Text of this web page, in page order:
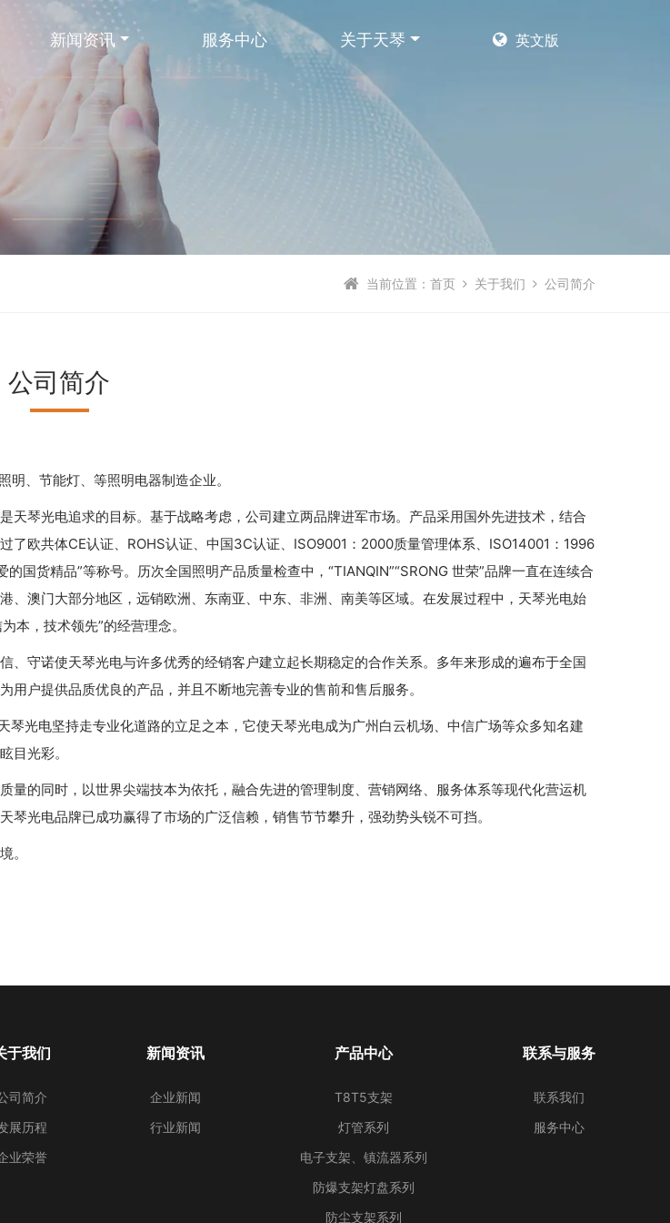
新闻资讯 服务中心 关于天琴 英文版
当前位置： 首页 关于我们 公司简介
公司简介
、节能灯、等照明电器制造企业。
琴光电追求的目标。基于战略考虑，公司建立两品牌进军市场。产品采用国外先进技术，结合
了欧共体CE认证、ROHS认证、中国3C认证、ISO9001：2000质量管理体系、ISO14001：1996
国货精品”等称号。历次全国照明产品质量检查中，“TIANQIN”“SRONG 世荣”品牌一直在连续合
澳门大部分地区，远销欧洲、东南亚、中东、非洲、南美等区域。在发展过程中，天琴光电始
本，技术领先”的经营理念。
守诺使天琴光电与许多优秀的经销客户建立起长期稳定的合作关系。多年来形成的遍布于全国
户提供品质优良的产品，并且不断地完善专业的售前和售后服务。
光电坚持走专业化道路的立足之本，它使天琴光电成为广州白云机场、中信广场等众多知名建
目光彩。
的同时，以世界尖端技本为依托，融合先进的管理制度、营销网络、服务体系等现代化营运机
光电品牌已成功赢得了市场的广泛信赖，销售节节攀升，强劲势头锐不可挡。
。
于我们
司简介
展历程
业荣誉
新闻资讯
企业新闻
行业新闻
产品中心
T8T5支架
灯管系列
电子支架、镇流器系列
防爆支架灯盘系列
防尘支架系列
联系与服务
联系我们
服务中心